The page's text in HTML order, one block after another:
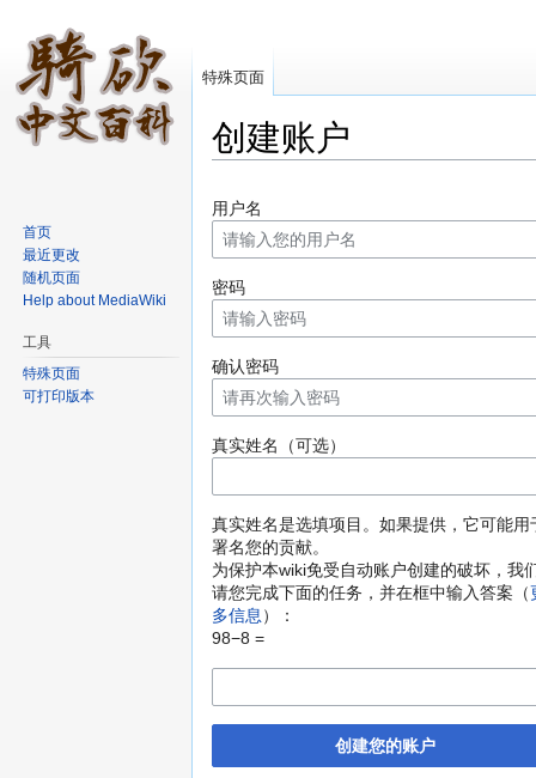
创建账户
用户名
密码
确认密码
真实姓名（可选）
真实姓名是选填项目。如果提供，它可能用
署名您的贡献。
为保护本wiki免受自动账户创建的破坏，我
请您完成下面的任务，并在框中输入答案（
多信息）：
98−8 =
创建您的账户
特殊页面
首页
最近更改
随机页面
Help about MediaWiki
工具
特殊页面
可打印版本